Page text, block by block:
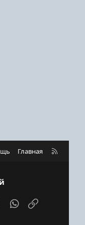
Главная
R
Tumblr WhatsApp